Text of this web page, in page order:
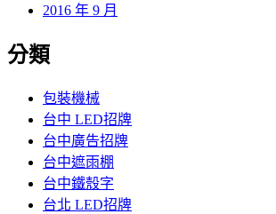
2016 年 9 月
分類
包裝機械
台中 LED招牌
台中廣告招牌
台中遮雨棚
台中鐵殼字
台北 LED招牌